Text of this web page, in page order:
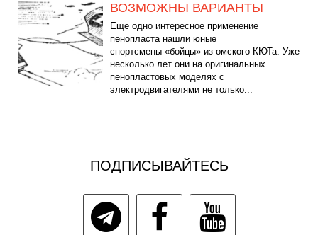
ВОЗМОЖНЫ ВАРИАНТЫ
Еще одно интересное применение
пенопласта нашли юные
спортсмены-«бойцы» из омского КЮТа. Уже
несколько лет они на оригинальных
пенопластовых моделях с
электродвигателями не только...
ПОДПИСЫВАЙТЕСЬ